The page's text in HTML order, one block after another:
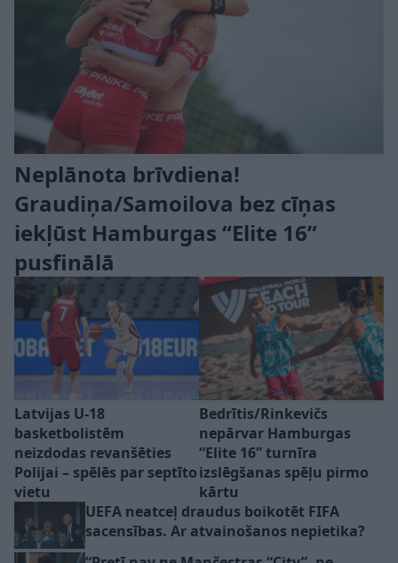
Neplānota brīvdiena!
Graudiņa/Samoilova bez cīņas
iekļūst Hamburgas “Elite 16”
pusfinālā
Latvijas U-18
basketbolistēm
neizdodas revanšēties
Polijai – spēlēs par septīto
vietu
Bedrītis/Rinkevičs
nepārvar Hamburgas
“Elite 16” turnīra
izslēgšanas spēļu pirmo
kārtu
UEFA neatceļ draudus boikotēt FIFA
sacensības. Ar atvainošanos nepietika?